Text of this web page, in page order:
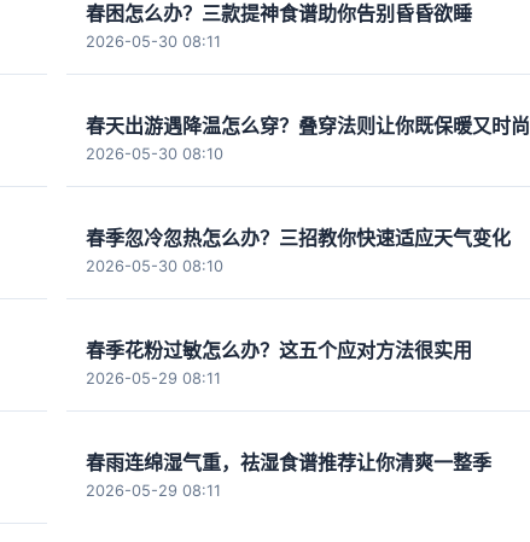
春困怎么办？三款提神食谱助你告别昏昏欲睡
2026-05-30 08:11
春天出游遇降温怎么穿？叠穿法则让你既保暖又时尚
2026-05-30 08:10
春季忽冷忽热怎么办？三招教你快速适应天气变化
2026-05-30 08:10
春季花粉过敏怎么办？这五个应对方法很实用
2026-05-29 08:11
春雨连绵湿气重，祛湿食谱推荐让你清爽一整季
2026-05-29 08:11